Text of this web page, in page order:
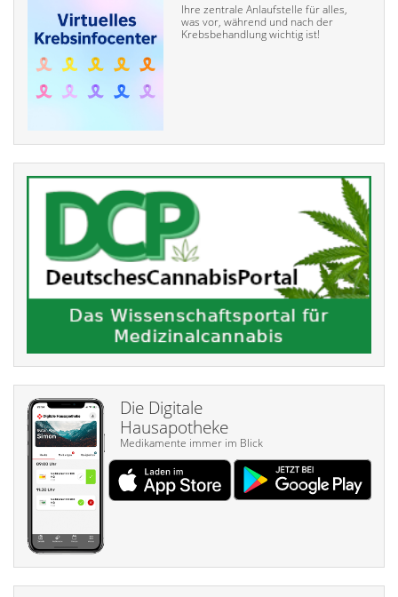
Ihre zentrale Anlaufstelle für alles,
was vor, während und nach der
Krebsbehandlung wichtig ist!
Die Digitale
Hausapotheke
Medikamente immer im Blick